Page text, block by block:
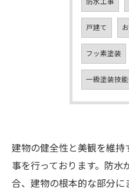
防水工事
戸建て
フッ素塗装
一級塗装技
建物の健全性と美観を維
事を行っております。防水
合、建物の根本的な部分に